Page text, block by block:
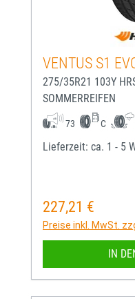
VENTUS S1
275/35R21 103Y
SOMMERREIFEN
73 C
Lieferzeit: ca. 1 - 5
Regulärer Preis:
227,21 €
Preise inkl. MwSt.
IN